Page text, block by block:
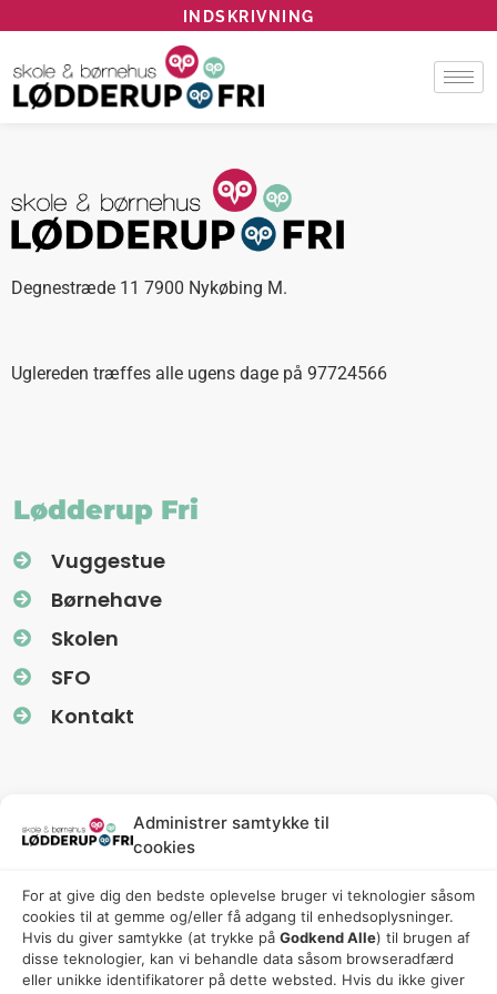
Administrer samtykke til
cookies
For at give dig den bedste oplevelse bruger vi teknologier såsom
cookies til at gemme og/eller få adgang til enhedsoplysninger.
Hvis du giver samtykke (at trykke på Godkend Alle) til brugen af ​​
disse teknologier, kan vi behandle data såsom browseradfærd
eller unikke identifikatorer på dette websted. Hvis du ikke giver
INDSKRIVNING
Degnestræde 11 7900 Nykøbing M.
Uglereden træffes alle ugens dage på 97724566
Lødderup Fri
Vuggestue
Børnehave
Skolen
SFO
Kontakt
Information
Nyhedsbreve (Uglereden)
Fredagsbreve (Friskolen)
Privatlivspolitik
Cookiepolitik